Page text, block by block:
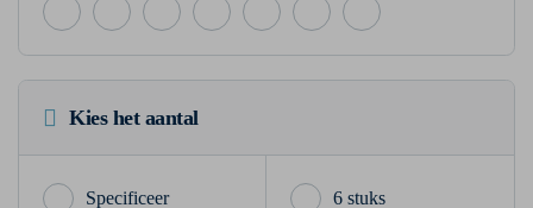
Kies het aantal
6 stuks